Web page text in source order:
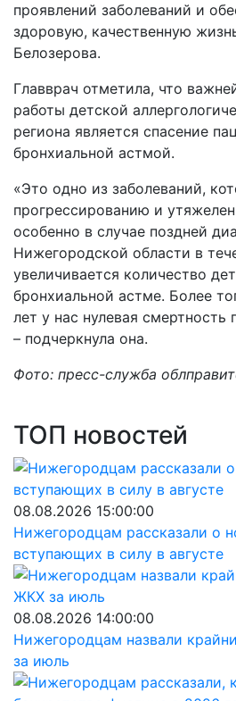
проявлений заболеваний и
здоровую, качественную
Белозерова.
Главврач отметила, что
работы детской
региона является спасение
бронхиальной астмой.
«Это одно из заболеваний,
прогрессированию и
особенно в случае поздней
Нижегородской области в
увеличивается количество
бронхиальной астме. Более
лет у нас нулевая смертность
– подчеркнула она.
Фото: пресс-служба
ТОП новостей
08.08.2026 15:00:00
Нижегородцам рассказали о
вступающих в силу в августе
08.08.2026 14:00:00
Нижегородцам назвали
за июль